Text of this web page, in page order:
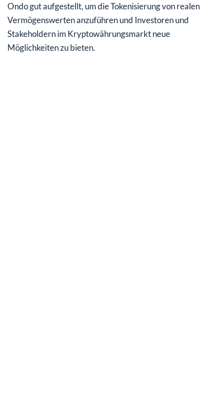
Ondo gut aufgestellt, um die Tokenisierung von realen
Vermögenswerten anzuführen und Investoren und
Stakeholdern im Kryptowährungsmarkt neue
Möglichkeiten zu bieten.